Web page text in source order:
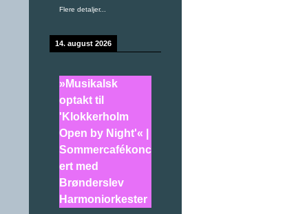
Flere detaljer...
14. august 2026
»Musikalsk
optakt til
'Klokkerholm
Open by Night'« |
Sommercafékonc
ert med
Brønderslev
Harmoniorkester